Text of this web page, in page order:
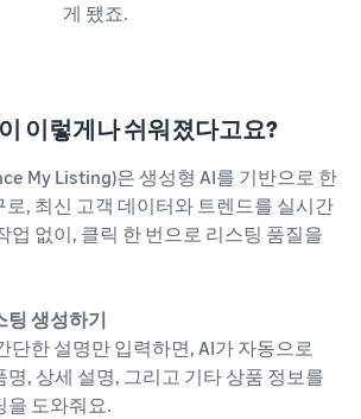
게 됐죠.
이렇게나 쉬워졌다고요?
My Listing)은 생성형 AI를 기반으로 한
, 최신 고객 데이터와 트렌드를 실시간
업 없이, 클릭 한 번으로 리스팅 품질을
팅 생성하기
단한 설명만 입력하면, AI가 자동으로
명, 상세 설명, 그리고 기타 상품 정보를
을 도와줘요.